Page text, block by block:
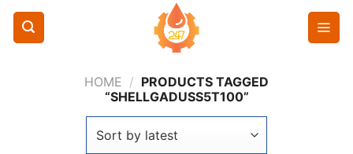
Chuyển
nội
HOME / PRODUCTS TAGGED
“SHELLGADUSS5T100”